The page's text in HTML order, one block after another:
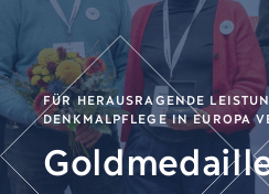
FÜR HERAUSRAGENDE
DENKMALPFLEGE IN EUROPA